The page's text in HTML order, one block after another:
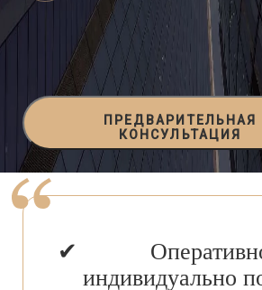
ПРЕДВАРИТЕЛЬНАЯ
КОНСУЛЬТАЦИЯ
индивидуально